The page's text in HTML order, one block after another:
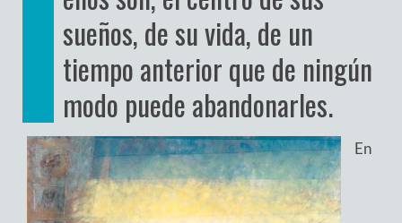
sueños, de su vida, de un
tiempo anterior que de ningún
modo puede abandonarles.
En